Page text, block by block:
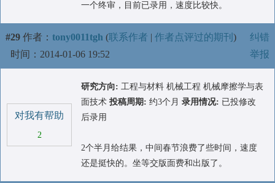
一个终审，目前已录用，速度比较快。
#29 作者： tony0011tgh (联系作者 | 作者点评过的期刊 )
时间：2014-01-06 19:52
纠错
举报
对我有帮助
2
研究方向: 工程与材料 机械工程 机械摩擦学与表
面技术 投稿周期: 约3个月 录用情况: 已投修改
后录用
2个半月给结果，中间春节浪费了些时间，速度
还是挺快的。坐等交版面费和出版了。